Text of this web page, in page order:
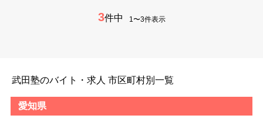
3件中 1〜3件表示
武田塾のバイト・求人 市区町村別一覧
愛知県